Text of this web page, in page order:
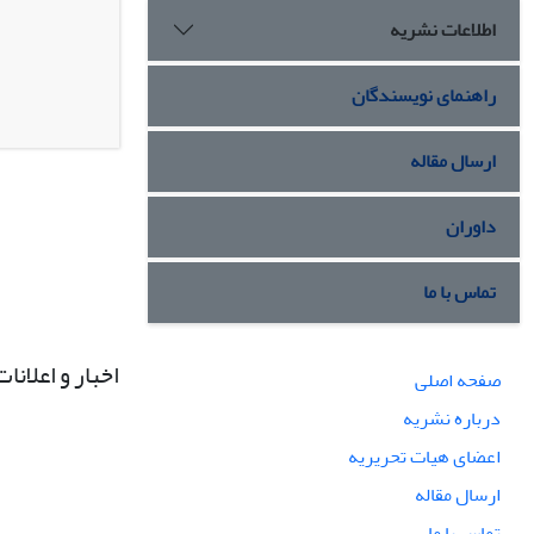
اطلاعات نشریه
راهنمای نویسندگان
ارسال مقاله
داوران
تماس با ما
صفحه اصلی
درباره نشریه
اعضای هیات تحریریه
ارسال مقاله
اخبار و